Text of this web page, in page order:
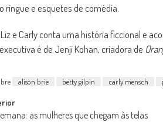
ringue e esquetes de comédia.
e Carly conta uma história ficcional e
é de Jenji Kohan, criadora de
alison brie betty gilpin carly mensch
as mulheres que chegam às telas